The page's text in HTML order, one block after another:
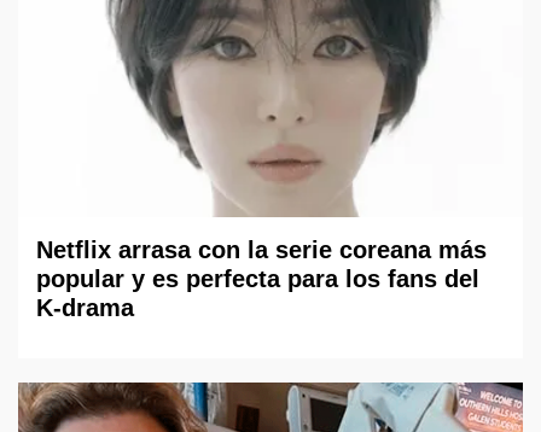
Netflix arrasa con la serie coreana más
popular y es perfecta para los fans del
K-drama